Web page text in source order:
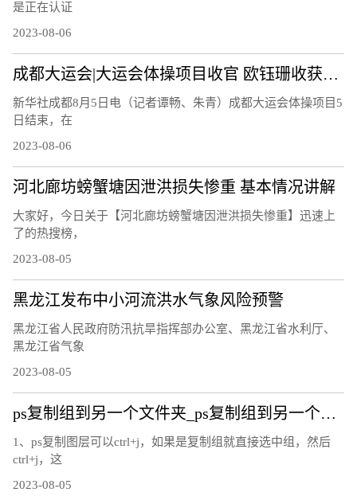
是正在认证
2023-08-06
成都大运会|大运会体操项目收官 欧钰珊收获第四金
新华社成都8月5日电（记者谭畅、朱青）成都大运会体操项目5
日结束，在
2023-08-06
河北廊坊螃蟹塘因泄洪损失惨重 基本情况讲解
大家好，今日关于【河北廊坊螃蟹塘因泄洪损失惨重】迅速上
了的热搜榜，
2023-08-05
黑龙江发布中小河流洪水气象风险预警
黑龙江省人民政府防汛抗旱指挥部办公室、黑龙江省水利厅、
黑龙江省气象
2023-08-05
ps复制组到另一个文件夹_ps复制组到另一个文件
1、ps复制图层可以ctrl+j，如果是复制组就直接选中组，然后
ctrl+j，这
2023-08-05